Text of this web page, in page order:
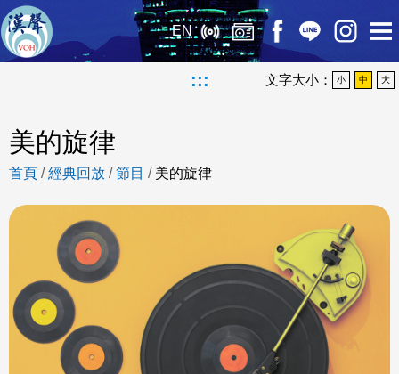
EN
::: 文字大小： 小 中 大
美的旋律
首頁 /經典回放 /節目 / 美的旋律